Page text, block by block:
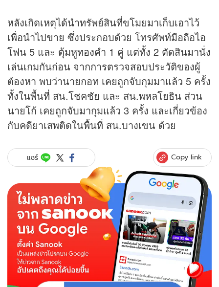
หลังเกิดเหตุได้นำทรัพย์สินที่ขโมยมาเก็บเอาไว้
เพื่อนำไปขาย ซึ่งประกอบด้วย โทรศัพท์มือถือไอ
โฟน 5 และ ตุ้มหูทองคำ 1 คู่ แต่ทั้ง 2 ตัดสินมานั่ง
เล่นเกมกันก่อน จากการตรวจสอบประวัติของผู้
ต้องหา พบว่านายกอท เคยถูกจับกุมมาแล้ว 5 ครั้ง
ทั้งในพื้นที่ สน.โชคชัย และ สน.พหลโยธิน ส่วน
นายโก้ เคยถูกจับมากุมแล้ว 3 ครั้ง และเกี่ยวข้อง
กับคดียาเสพติดในพื้นที่ สน.บางเขน ด้วย
แชร์ Copy link